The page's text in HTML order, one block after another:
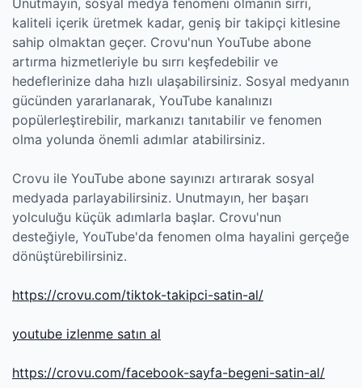
Unutmayın, sosyal medya fenomeni olmanın sırrı,
kaliteli içerik üretmek kadar, geniş bir takipçi kitlesine
sahip olmaktan geçer. Crovu'nun YouTube abone
artırma hizmetleriyle bu sırrı keşfedebilir ve
hedeflerinize daha hızlı ulaşabilirsiniz. Sosyal medyanın
gücünden yararlanarak, YouTube kanalınızı
popülerleştirebilir, markanızı tanıtabilir ve fenomen
olma yolunda önemli adımlar atabilirsiniz.
Crovu ile YouTube abone sayınızı artırarak sosyal
medyada parlayabilirsiniz. Unutmayın, her başarı
yolculuğu küçük adımlarla başlar. Crovu'nun
desteğiyle, YouTube'da fenomen olma hayalini gerçeğe
dönüştürebilirsiniz.
https://crovu.com/tiktok-takipci-satin-al/
youtube izlenme satın al
https://crovu.com/facebook-sayfa-begeni-satin-al/